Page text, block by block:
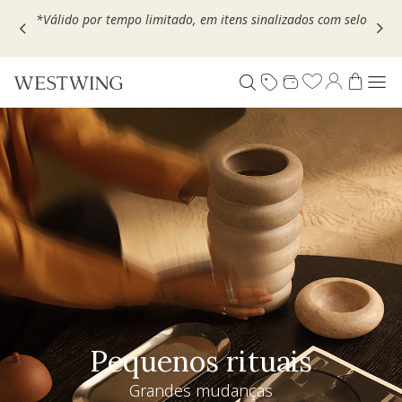
Escolha seu VOUCHER e ganhe até 30% OFF*: useMOVEL30,
Pequenos rituais
Grandes mudanças